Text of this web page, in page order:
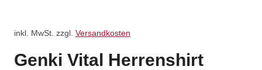
inkl. MwSt. zzgl. Versandkosten
Genki Vital Herrenshirt